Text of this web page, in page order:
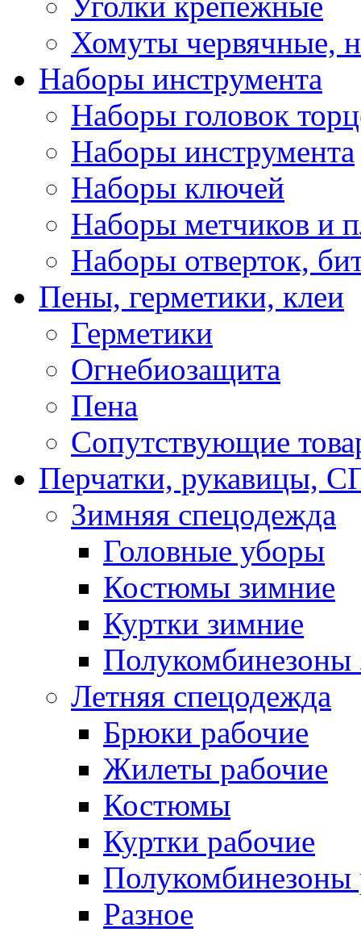
Хомуты червячные,
Наборы инструмента
Наборы головок
Наборы инструмента
Наборы ключей
Наборы метчиков и
Наборы отверток,
Пены, герметики, клеи
Герметики
Огнебиозащита
Пена
Сопутствующие
Перчатки,
Зимняя спецодежда
Головные уборы
Костюмы зимние
Куртки зимние
Полукомбинезоны
Летняя спецодежда
Брюки рабочие
Жилеты рабочие
Костюмы
Куртки рабочие
Полукомбинезоны
Разное